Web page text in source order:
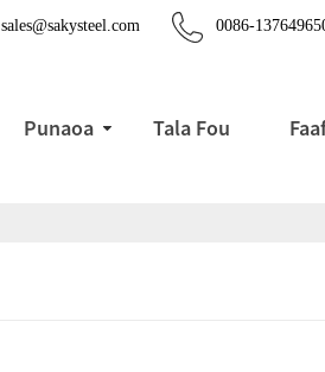
0086-
sales@sakysteel.com
Punaoa Tala Fou